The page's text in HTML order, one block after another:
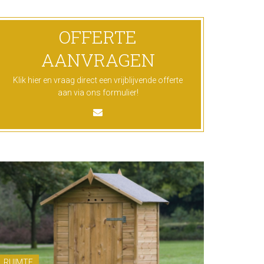
OFFERTE
AANVRAGEN
Klik hier en vraag direct een vrijblijvende offerte
aan via ons formulier!